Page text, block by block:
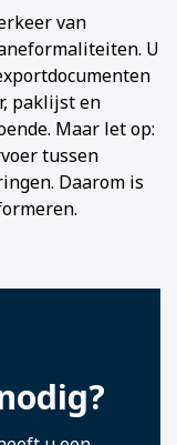
van
U
paklijst en
Maar let op:
tussen
Daarom is